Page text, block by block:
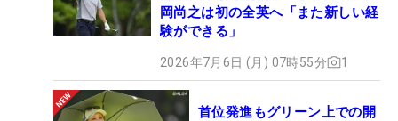
岡尚之は初の全英へ「また新しい経
験ができる」
2026年7月6日 (月) 07時55分 1
首位発進もグリーン上での開